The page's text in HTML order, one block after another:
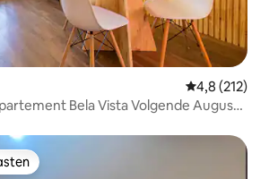
Gemiddelde
4,8 (212)
Bela Vista Volgende Augusta